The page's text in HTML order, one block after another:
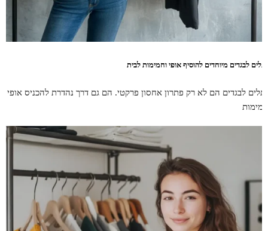
לבגדים מיוחדים להוסיף אופי וחמימות לבית
לבגדים הם לא רק פתרון אחסון פרקטי. הם גם דרך נהדרת להכניס אופי